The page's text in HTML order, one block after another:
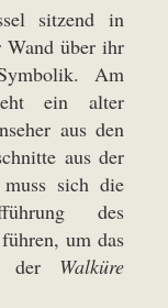
sitzend in
Wand über ihr
Am
ein alter
aus den
aus der
sich die
des
um das
der Walküre